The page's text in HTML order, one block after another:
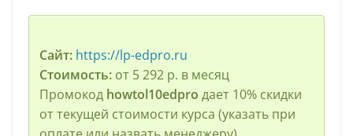
Сайт: https://lp-edpro.ru
Стоимость:от 5 292 р. в месяц
Промокод howtol10edpro дает 10% скидки
от текущей стоимости курса (указать при